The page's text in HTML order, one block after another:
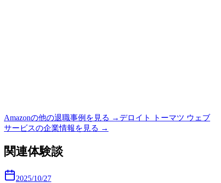
Amazonの他の退職事例を見る → デロイト トーマツ ウェブ
サービスの企業情報を見る →
関連体験談
2025/10/27